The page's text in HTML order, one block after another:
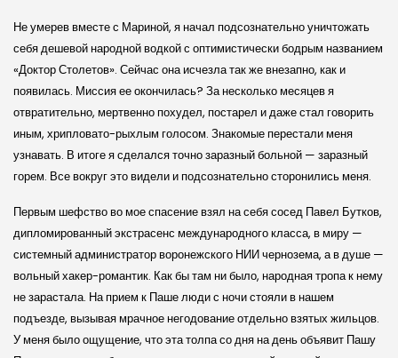
Не умерев вместе с Мариной, я начал подсознательно уничтожать
себя дешевой народной водкой с оптимистически бодрым названием
«Доктор Столетов». Сейчас она исчезла так же внезапно, как и
появилась. Миссия ее окончилась? За несколько месяцев я
отвратительно, мертвенно похудел, постарел и даже стал говорить
иным, хрипловато-рыхлым голосом. Знакомые перестали меня
узнавать. В итоге я сделался точно заразный больной — заразный
горем. Все вокруг это видели и подсознательно сторонились меня.
Первым шефство во мое спасение взял на себя сосед Павел Бутков,
дипломированный экстрасенс международного класса, в миру —
системный администратор воронежского НИИ чернозема, а в душе —
вольный хакер-романтик. Как бы там ни было, народная тропа к нему
не зарастала. На прием к Паше люди с ночи стояли в нашем
подъезде, вызывая мрачное негодование отдельно взятых жильцов.
У меня было ощущение, что эта толпа со дня на день объявит Пашу